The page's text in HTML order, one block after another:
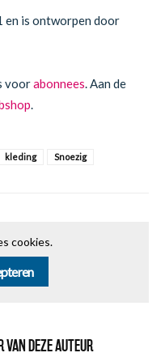
en is ontworpen door
voorabonnees . Aan de
kleding Snoezig
cookies.
VAN DEZE AUTEUR